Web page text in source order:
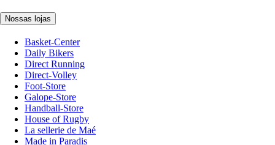
Nossas lojas
Basket-Center
Daily Bikers
Direct Running
Direct-Volley
Foot-Store
Galope-Store
Handball-Store
House of Rugby
La sellerie de Maé
Made in Paradis